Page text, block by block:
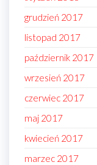
grudzień 2017
listopad 2017
październik 2017
wrzesień 2017
czerwiec 2017
maj 2017
kwiecień 2017
marzec 2017